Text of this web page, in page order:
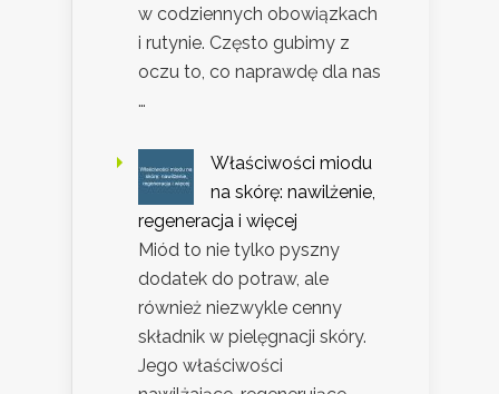
w codziennych obowiązkach
i rutynie. Często gubimy z
oczu to, co naprawdę dla nas
…
Właściwości miodu
na skórę: nawilżenie,
regeneracja i więcej
Miód to nie tylko pyszny
dodatek do potraw, ale
również niezwykle cenny
składnik w pielęgnacji skóry.
Jego właściwości